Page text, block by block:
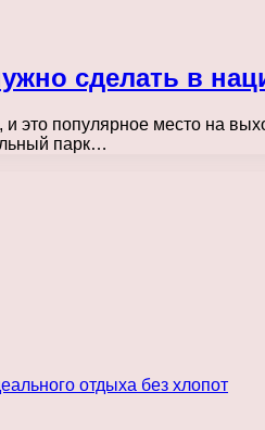
сделать в
это популярное место на
парк…
отдыха без хлопот